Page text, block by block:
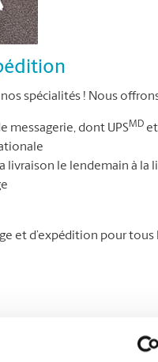
spécialités ! Nous
messagerie, dont UPSMD
le lendemain à la
et d’expédition pour tous